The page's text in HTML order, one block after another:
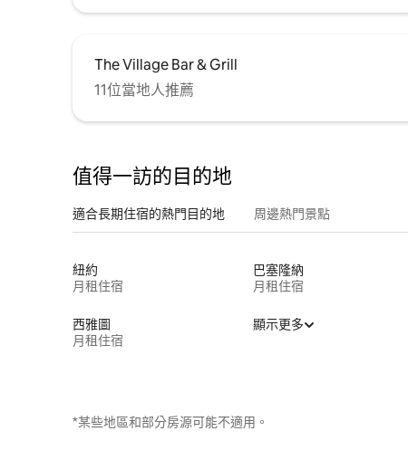
The Village Bar & Grill
11位當地人推薦
值得一訪的目的地
適合長期住宿的熱門目的地 周邊熱門景點
紐約
月租住宿
巴塞隆納
月租住宿
西雅圖
月租住宿
顯示更多
*某些地區和部分房源可能不適用。